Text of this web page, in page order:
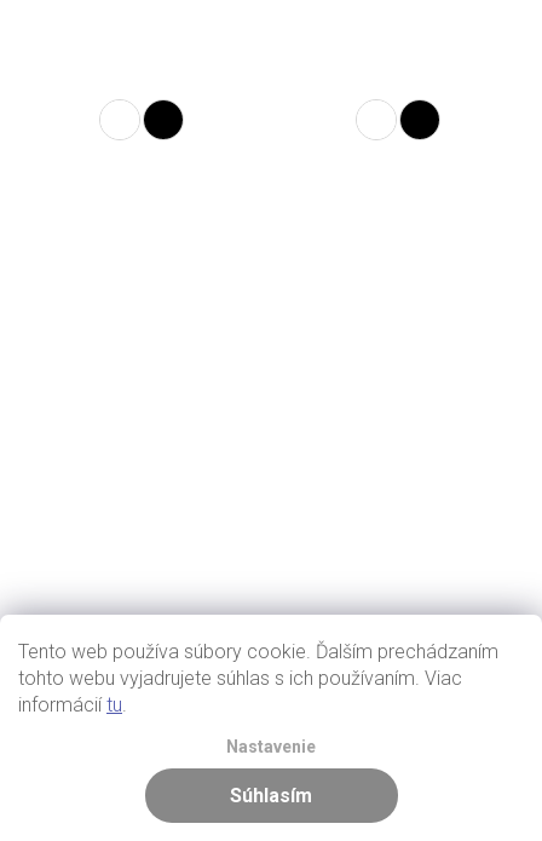
Tento web používa súbory cookie. Ďalším prechádzaním
tohto webu vyjadrujete súhlas s ich používaním. Viac
informáciítu.
Nastavenie
Súhlasím